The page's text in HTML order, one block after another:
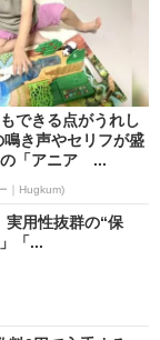
できる点がうれし
鳴き声やセリフが盛
の「アニア ...
｜Hugkum)
実用性抜群の“保
「...